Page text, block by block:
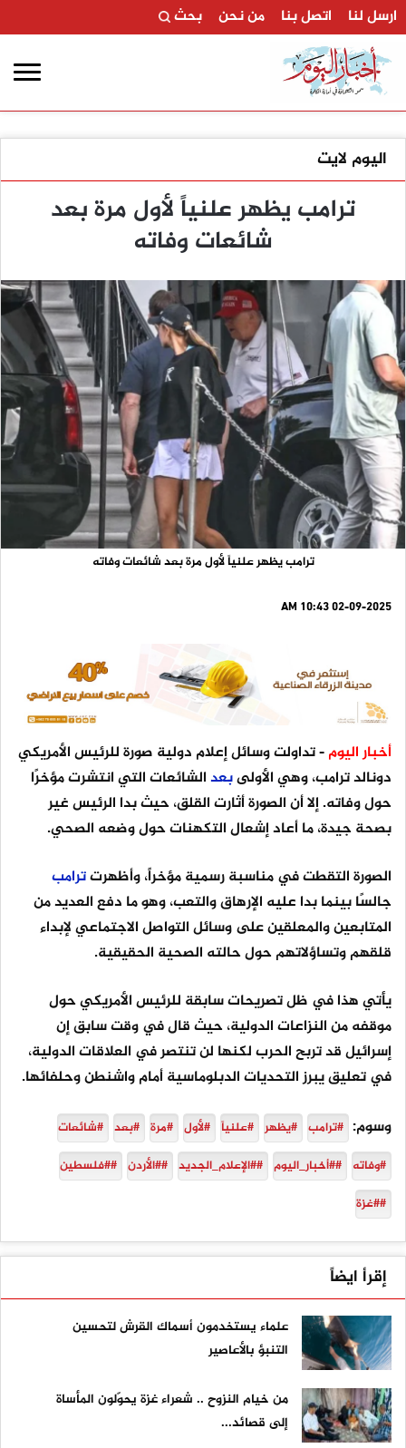
ارسل لنا اتصل بنا من نحن بحث
اليوم لايت
ترامب يظهر علنياً لأول مرة بعد
شائعات وفاته
ترامب يظهر علنياً لأول مرة بعد شائعات وفاته
02-09-2025 10:43 AM
أخبار اليوم- تداولت وسائل إعلام دولية صورة للرئيس الأمريكي
دونالد ترامب، وهي الأولىبعدالشائعات التي انتشرت مؤخرًا
حول وفاته. إلا أن الصورة أثارت القلق، حيث بدا الرئيس غير
بصحة جيدة، ما أعاد إشعال التكهنات حول وضعه الصحي.
الصورة التقطت في مناسبة رسمية مؤخراً، وأظهرتترامب
جالسًا بينما بدا عليه الإرهاق والتعب، وهو ما دفع العديد من
المتابعين والمعلقين على وسائل التواصل الاجتماعي لإبداء
قلقهم وتساؤلاتهم حول حالته الصحية الحقيقية.
يأتي هذا في ظل تصريحات سابقة للرئيس الأمريكي حول
موقفه من النزاعات الدولية، حيث قال في وقت سابق إن
إسرائيل قد تربح الحرب لكنها لن تنتصر في العلاقات الدولية،
في تعليق يبرز التحديات الدبلوماسية أمام واشنطن وحلفائها.
وسوم: #ترامب #يظهر #علنياً #لأول #مرة #بعد #شائعات
#وفاته ##أخبار_اليوم ##الإعلام_الجديد ##الأردن ##فلسطين
##غزة
إقرأ ايضاً
علماء يستخدمون أسماك القرش لتحسين
التنبؤ بالأعاصير
من خيام النزوح .. شعراء غزة يحوّلون المأساة
إلى قصائد...